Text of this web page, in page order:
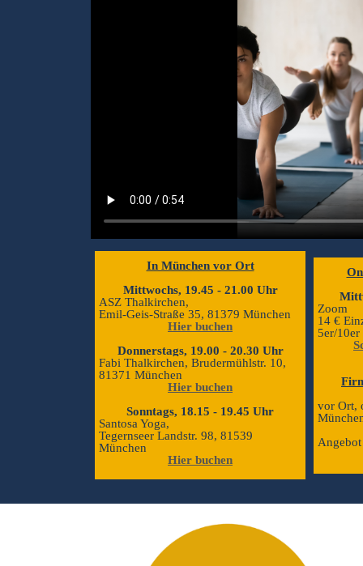
In München vor Ort
Mittwochs, 19.45 - 21.00 Uhr
ASZ Thalkirchen,
Emil-Geis-Straße 35, 81379 München
Hier buchen
Donnerstags, 19.00 - 20.30 Uhr
Fabi Thalkirchen, Brudermühlstr. 10,
81371 München
Hier buchen
Sonntags, 18.15 - 19.45 Uhr
Santosa Yoga,
Tegernseer Landstr. 98, 81539
München
Hier buchen
Zoom
14 €
5er/
vor Ort,